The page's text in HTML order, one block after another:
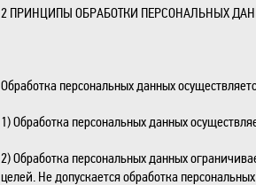
2 ПРИНЦИПЫ ОБРАБОТКИ ПЕРСОНАЛЬНЫХ
Обработка персональных данных
1) Обработка персональных данных
2) Обработка персональных данных
целей. Не допускается обработка